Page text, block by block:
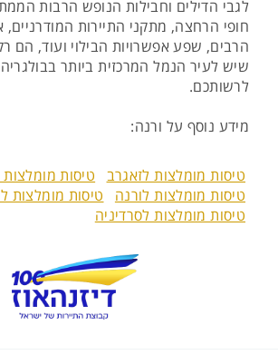
לגבי הדילים וחבילות הנופש הרבות
חופי הרחצה, מתקני התיירות המודרניים,
הרבים, שפע אפשרויות הבילוי ועוד, הם
שיש לעיר הנמל המרכזית ביותר
לרשותכם.
מידע נוסף על ורנה:
טיסות מומלצות לזאגרב
טיסות
טיסות מומלצות לורנה
טיסות מומלצות
טיסות מומלצות לסרדיניה